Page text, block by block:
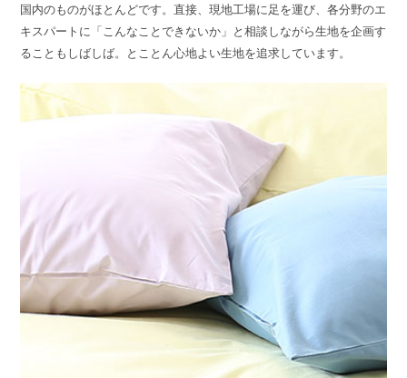
国内のものがほとんどです。直接、現地工場に足を運び、各分野のエ
キスパートに「こんなことできないか」と相談しながら生地を企画す
ることもしばしば。とことん心地よい生地を追求しています。